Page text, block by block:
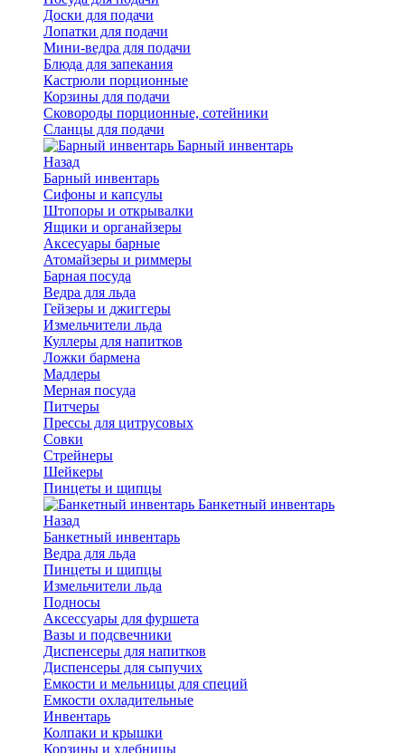
Доски для подачи
Лопатки для подачи
Мини-ведра для подачи
Блюда для запекания
Кастрюли порционные
Корзины для подачи
Сковороды порционные, сотейники
Сланцы для подачи
Барный инвентарь
Назад
Барный инвентарь
Сифоны и капсулы
Штопоры и открывалки
Ящики и органайзеры
Аксесуары барные
Атомайзеры и риммеры
Барная посуда
Ведра для льда
Гейзеры и джиггеры
Измельчители льда
Куллеры для напитков
Ложки бармена
Мадлеры
Мерная посуда
Питчеры
Прессы для цитрусовых
Совки
Стрейнеры
Шейкеры
Пинцеты и щипцы
Банкетный инвентарь
Назад
Банкетный инвентарь
Ведра для льда
Пинцеты и щипцы
Измельчители льда
Подносы
Аксессуары для фуршета
Вазы и подсвечники
Диспенсеры для напитков
Диспенсеры для сыпучих
Емкости и мельницы для специй
Емкости охладительные
Инвентарь
Колпаки и крышки
Корзины и хлебницы